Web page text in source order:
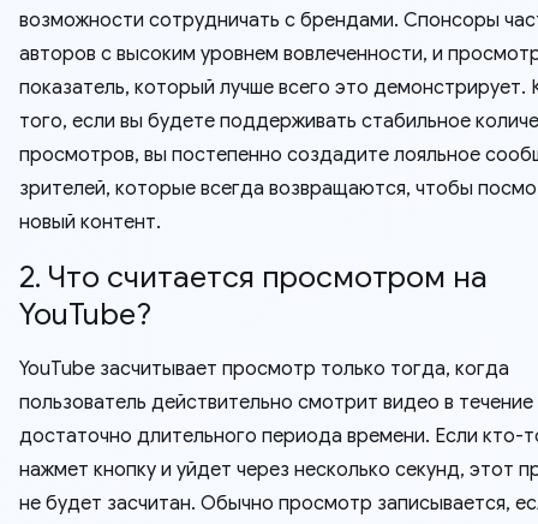
возможности сотрудничать с брендами. Спонсоры
авторов с высоким уровнем вовлеченности, и
показатель, который лучше всего это демонстрирует.
того, если вы будете поддерживать стабильное
просмотров, вы постепенно создадите лояльное
зрителей, которые всегда возвращаются, чтобы
новый контент.
2. Что считается просмотром на
YouTube?
YouTube засчитывает просмотр только тогда, когда
пользователь действительно смотрит видео в течение
достаточно длительного периода времени. Если кто-
нажмет кнопку и уйдет через несколько секунд, этот
не будет засчитан. Обычно просмотр записывается,